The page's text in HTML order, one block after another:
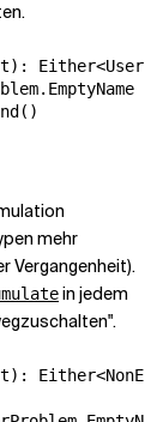
}
mehr
Vergangenheit).
in jedem